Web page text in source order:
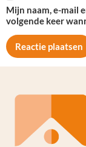
Mijn naam, e-mail
volgende keer